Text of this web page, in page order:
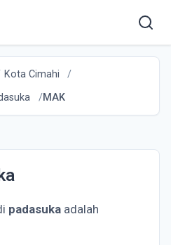
Kota Cimahi
MAK
padasuka adalah